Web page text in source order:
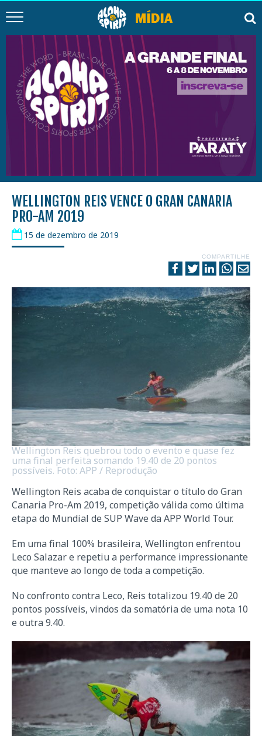
WELLINGTON REIS VENCE O GRAN CANARIA
PRO-AM 2019
15 de dezembro de 2019
COMPARTILHE
Wellington Reis quebrou todo o evento e quase fez
uma final perfeita somando 19.40 de 20 pontos
possíveis. Foto: APP / Reprodução
Wellington Reis acaba de conquistar o título do Gran
Canaria Pro-Am 2019, competição válida como última
etapa do Mundial de SUP Wave da APP World Tour.
Em uma final 100% brasileira, Wellington enfrentou
Leco Salazar e repetiu a performance impressionante
que manteve ao longo de toda a competição.
No confronto contra Leco, Reis totalizou 19.40 de 20
pontos possíveis, vindos da somatória de uma nota 10
e outra 9.40.